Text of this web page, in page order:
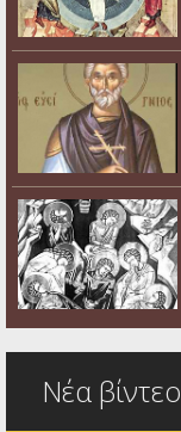
Νέα βίντεο